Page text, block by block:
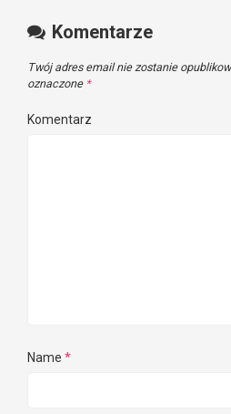
Komentarze
Twój adres email nie zostanie
oznaczone *
Komentarz
Name *